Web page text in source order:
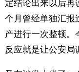
定结论出来以后再
个月曾经单独汇报
产进行一次整顿。
反应就是让公安局